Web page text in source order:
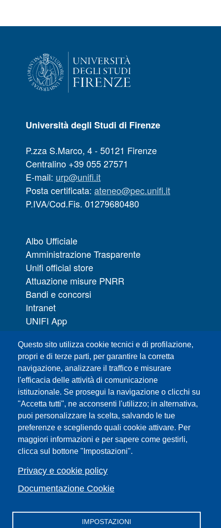
Questo sito utilizza cookie tecnici e di profilazione,
propri e di terze parti, per garantire la corretta
navigazione, analizzare il traffico e misurare
l'efficacia delle attività di comunicazione
istituzionale. Se prosegui la navigazione o clicchi su
"Accetta tutti", ne acconsenti l'utilizzo; in alternativa,
puoi personalizzare la scelta, salvando le tue
preferenze e scegliendo quali cookie attivare. Per
maggiori informazioni e per sapere come gestirli,
clicca sul bottone "Impostazioni".
Privacy e cookie policy
Documentazione Cookie
IMPOSTAZIONI
Università degli Studi di Firenze
P.zza S.Marco, 4 - 50121 Firenze
Centralino +39 055 27571
E-mail: urp@unifi.it
Posta certificata: ateneo@pec.unifi.it
P.IVA/Cod.Fis. 01279680480
Albo Ufficiale
Amministrazione Trasparente
Unifi official store
Attuazione misure PNRR
Bandi e concorsi
Intranet
UNIFI App
URP | Ufficio Relazioni con il Pubblico
Sedi
Mappa del sito
Webmaster e redazione web
Elenco dei siti tematici
Accessibilità
Feed RSS
Note legali del sito
Privacy policy
Cambia idea sui cookie